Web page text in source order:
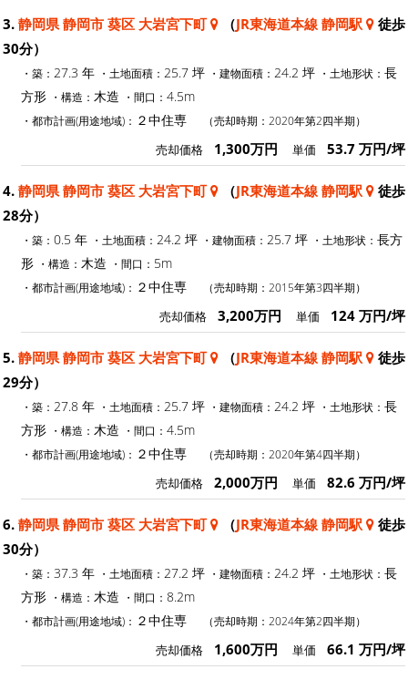
3. 静岡県 静岡市 葵区 大岩宮下町 （JR東海道本線 静岡駅
徒歩
30分）
・築： 27.3 年 ・土地面積： 25.7 坪 ・建物面積： 24.2 坪 ・土地形状： 長
方形 ・構造： 木造 ・間口： 4.5m
・都市計画(用途地域)： ２中住専 （売却時期：2020年第2四半期）
売却価格 1,300万円 単価 53.7 万円/坪
4. 静岡県 静岡市 葵区 大岩宮下町 （JR東海道本線 静岡駅
徒歩
28分）
・築： 0.5 年 ・土地面積： 24.2 坪 ・建物面積： 25.7 坪 ・土地形状： 長方
形 ・構造： 木造 ・間口： 5m
・都市計画(用途地域)： ２中住専 （売却時期：2015年第3四半期）
売却価格 3,200万円 単価 124 万円/坪
5. 静岡県 静岡市 葵区 大岩宮下町 （JR東海道本線 静岡駅
徒歩
29分）
・築： 27.8 年 ・土地面積： 25.7 坪 ・建物面積： 24.2 坪 ・土地形状： 長
方形 ・構造： 木造 ・間口： 4.5m
・都市計画(用途地域)： ２中住専 （売却時期：2020年第4四半期）
売却価格 2,000万円 単価 82.6 万円/坪
6. 静岡県 静岡市 葵区 大岩宮下町 （JR東海道本線 静岡駅
徒歩
30分）
・築： 37.3 年 ・土地面積： 27.2 坪 ・建物面積： 24.2 坪 ・土地形状： 長
方形 ・構造： 木造 ・間口： 8.2m
・都市計画(用途地域)： ２中住専 （売却時期：2024年第2四半期）
売却価格 1,600万円 単価 66.1 万円/坪